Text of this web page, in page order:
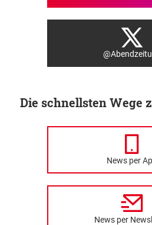
Die schnellsten Wege
News per
News per